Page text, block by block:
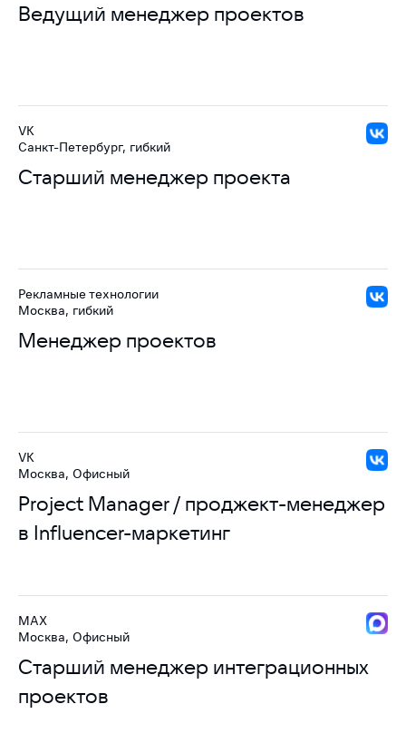
Ведущий менеджер проектов
Старший менеджер проекта
VK
Санкт-Петербург, гибкий
Менеджер проектов
Рекламные технологии
Москва, гибкий
Project Manager / проджект-менеджер
в Influencer-маркетинг
VK
Москва, Офисный
Старший менеджер интеграционных
проектов
MAX
Москва, Офисный